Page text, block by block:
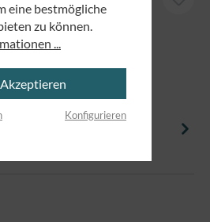
eine bestmögliche
zu können.
...
Akzeptieren
Konfigurieren